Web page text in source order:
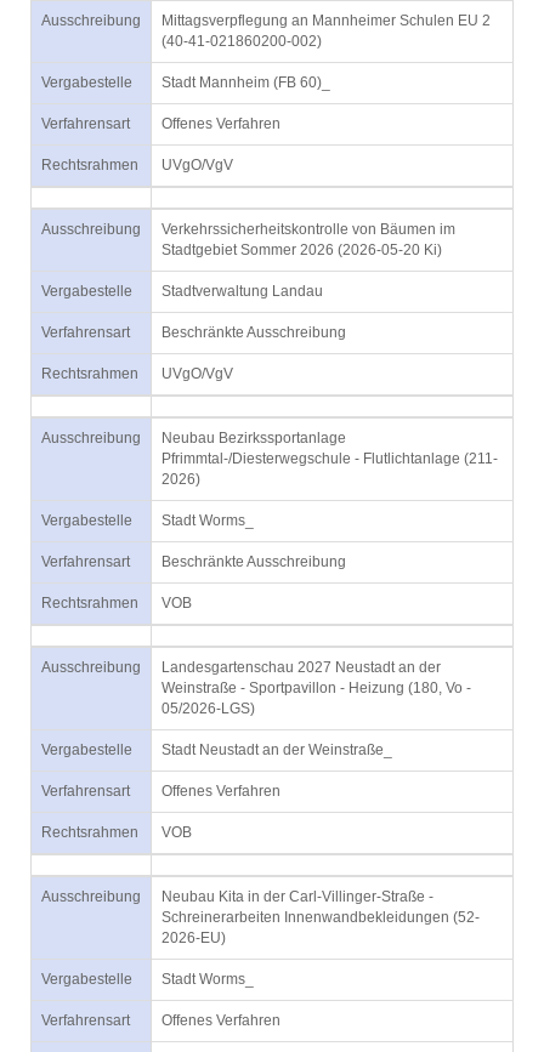
Ausschreibung
Mittagsverpflegung an Mannheimer Schulen EU 2
(40-41-021860200-002)
Vergabestelle Stadt Mannheim (FB 60)_
Verfahrensart Offenes Verfahren
Rechtsrahmen UVgO/VgV
Ausschreibung
Verkehrssicherheitskontrolle von Bäumen im
Stadtgebiet Sommer 2026 (2026-05-20 Ki)
Vergabestelle Stadtverwaltung Landau
Verfahrensart Beschränkte Ausschreibung
Rechtsrahmen UVgO/VgV
Ausschreibung
Neubau Bezirkssportanlage
Pfrimmtal-/Diesterwegschule - Flutlichtanlage (211-
2026)
Vergabestelle Stadt Worms_
Verfahrensart Beschränkte Ausschreibung
Rechtsrahmen VOB
Ausschreibung
Landesgartenschau 2027 Neustadt an der
Weinstraße - Sportpavillon - Heizung (180, Vo -
05/2026-LGS)
Vergabestelle Stadt Neustadt an der Weinstraße_
Verfahrensart Offenes Verfahren
Rechtsrahmen VOB
Ausschreibung
Neubau Kita in der Carl-Villinger-Straße -
Schreinerarbeiten Innenwandbekleidungen (52-
2026-EU)
Vergabestelle Stadt Worms_
Verfahrensart Offenes Verfahren